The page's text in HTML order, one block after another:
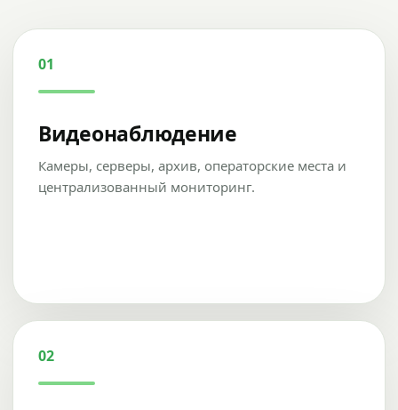
01
Видеонаблюдение
Камеры, серверы, архив, операторские места и
централизованный мониторинг.
02